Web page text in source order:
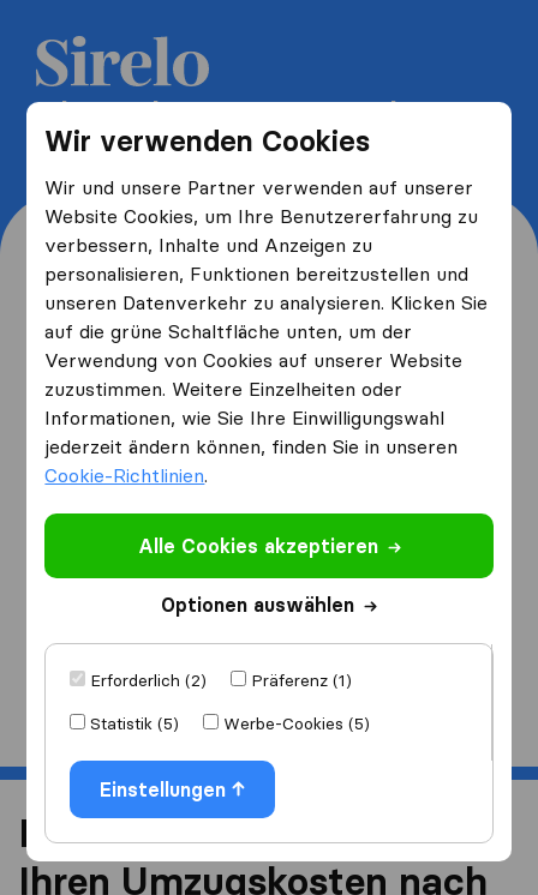
Wir verwenden Cookies
Wir und unsere Partner verwenden auf unserer
Website Cookies, um Ihre Benutzererfahrung zu
verbessern, Inhalte und Anzeigen zu
personalisieren, Funktionen bereitzustellen und
unseren Datenverkehr zu analysieren. Klicken Sie
auf die grüne Schaltfläche unten, um der
Verwendung von Cookies auf unserer Website
zuzustimmen. Weitere Einzelheiten oder
Informationen, wie Sie Ihre Einwilligungswahl
jederzeit ändern können, finden Sie in unseren
Cookie-Richtlinien.
Alle Cookies akzeptieren
Optionen auswählen
Erforderlich (2)
Präferenz (1)
Statistik (5)
Werbe-Cookies (5)
Einstellungen
5 kostenlose Umzugsangebote
erhalten und bis zu 40% sparen
Wo wohnen Sie jetzt und
wo ziehen Sie hin?
Ich ziehevon
Ich ziehenach
Start
Reduzieren Sie 40% von
Ihren Umzugskosten nach